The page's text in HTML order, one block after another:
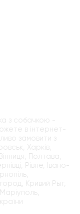
з собачкою -
в інтернет-
замовити з
Харків,
Полтава,
Рівне, Івано-
Кривий Рыг,